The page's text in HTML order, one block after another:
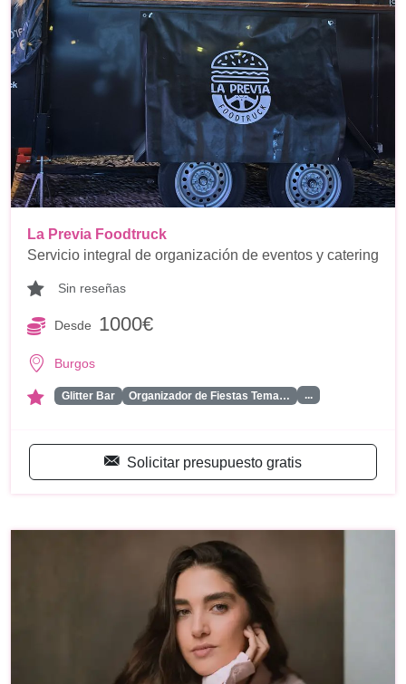
La Previa Foodtruck
Servicio integral de organización de eventos y catering
Sin reseñas
Desde 1000€
Burgos
Glitter Bar Organizador de Fiestas Tema… ...
Solicitar presupuesto gratis